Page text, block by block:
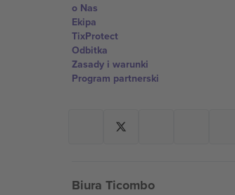
o Nas
Ekipa
TixProtect
Odbitka
Zasady i warunki
Program partnerski
Biura Ticombo